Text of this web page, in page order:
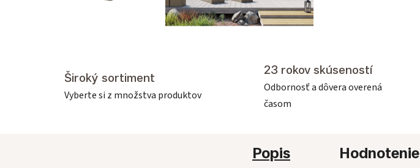
Široký sortiment
Vyberte si z množstva produktov
23 rokov skúseností
Odbornosť a dôvera overená
časom
Popis Hodnotenie